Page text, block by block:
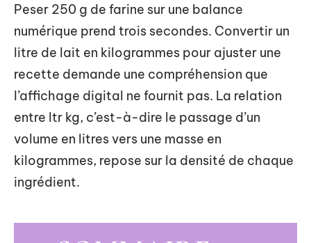
Peser 250 g de farine sur une balance
numérique prend trois secondes. Convertir un
litre de lait en kilogrammes pour ajuster une
recette demande une compréhension que
l’affichage digital ne fournit pas. La relation
entre ltr kg, c’est-à-dire le passage d’un
volume en litres vers une masse en
kilogrammes, repose sur la densité de chaque
ingrédient.